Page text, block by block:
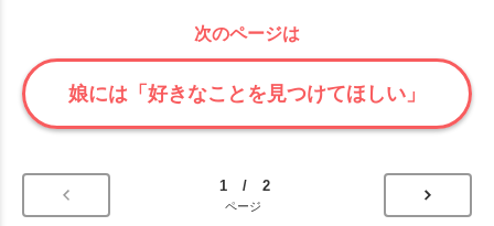
次のページは
娘には「好きなことを見つけてほしい」
1 / 2
ページ